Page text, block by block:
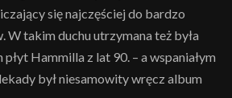
się najczęściej do bardzo
W takim duchu utrzymana też była
Hammilla z lat 90. – a wspaniałym
był niesamowity wręcz album